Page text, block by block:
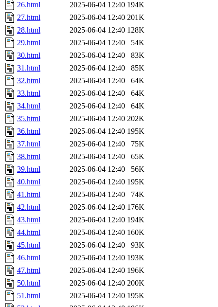
26.html
2025-06-04 12:40 194K
27.html
2025-06-04 12:40 201K
28.html
2025-06-04 12:40 128K
29.html
2025-06-04 12:40
54K
30.html
2025-06-04 12:40
83K
31.html
2025-06-04 12:40
85K
32.html
2025-06-04 12:40
64K
33.html
2025-06-04 12:40
64K
34.html
2025-06-04 12:40
64K
35.html
2025-06-04 12:40 202K
36.html
2025-06-04 12:40 195K
37.html
2025-06-04 12:40
75K
38.html
2025-06-04 12:40
65K
39.html
2025-06-04 12:40
56K
40.html
2025-06-04 12:40 195K
41.html
2025-06-04 12:40
74K
42.html
2025-06-04 12:40 176K
43.html
2025-06-04 12:40 194K
44.html
2025-06-04 12:40 160K
45.html
2025-06-04 12:40
93K
46.html
2025-06-04 12:40 193K
47.html
2025-06-04 12:40 196K
50.html
2025-06-04 12:40 200K
51.html
2025-06-04 12:40 195K